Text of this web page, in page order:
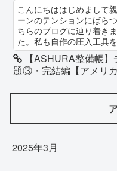
こんにちははじめまして
ーンのテンションにばら
ちらのブログに辿り着き
た。私も自作の圧入工具
【ASHURA整備帳
題③・完結編【アメリ
2025年3月